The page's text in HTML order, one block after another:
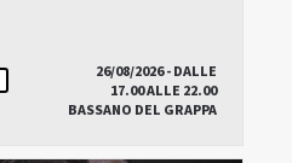
26/08/2026 - DALLE
17.00 ALLE 22.00
BASSANO DEL GRAPPA